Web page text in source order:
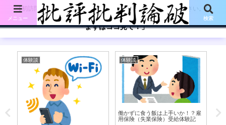
【初訪問の方は、下記の「まずはココ見て!」ボタンをご覧ください。】
「まずはココ見て！」
体験談 体験談
働かずに食う飯は上手いか！？雇
用保険（失業保険）受給体験記
現
メニュー 検索